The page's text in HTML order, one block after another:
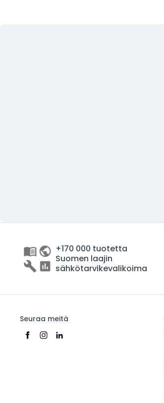
+170 000 tuotetta
Suomen laajin
sähkötarvikevalikoima
Seuraa meitä